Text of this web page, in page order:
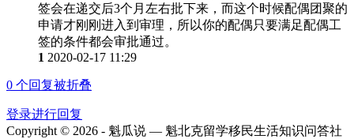
签会在递交后3个月左右批下来，而这个时候配偶团聚的
申请才刚刚进入到审理，所以你的配偶只要满足配偶工
签的条件都会审批通过。
1 2020-02-17 11:29
0 个回复被折叠
登录进行回复
Copyright © 2026 - 魁瓜说 — 魁北克留学移民生活知识问答社